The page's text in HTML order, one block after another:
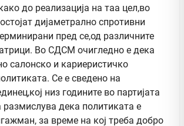
до реализација на таа цел,во
дијаметрално спротивни
пред се,од различните
Во СДСМ очигледно е дека
салонско и кариеристичко
Се е сведено на
низ годините во партијата
размислува дека политиката е
за време на кој треба добро